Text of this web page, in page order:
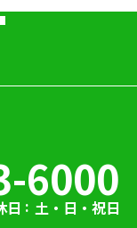
6000
日 土・日・祝日